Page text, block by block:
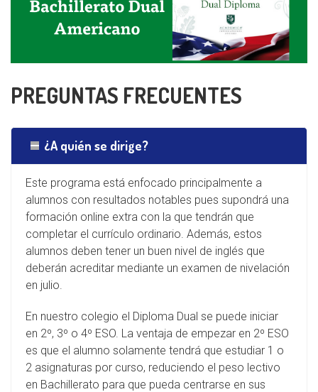
PREGUNTAS FRECUENTES
¿A quién se dirige?
Este programa está enfocado principalmente a
alumnos con resultados notables pues supondrá una
formación online extra con la que tendrán que
completar el currículo ordinario. Además, estos
alumnos deben tener un buen nivel de inglés que
deberán acreditar mediante un examen de nivelación
en julio.
En nuestro colegio el Diploma Dual se puede iniciar
en 2º, 3º o 4º ESO. La ventaja de empezar en 2º ESO
es que el alumno solamente tendrá que estudiar 1 o
2 asignaturas por curso, reduciendo el peso lectivo
en Bachillerato para que pueda centrarse en sus